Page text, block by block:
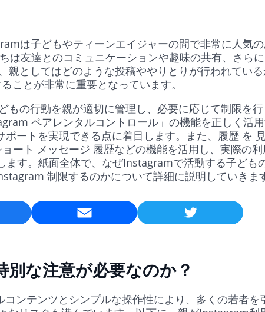
は子どもやティーンエイジャーの間で非常に人気
は友達とのコミュニケーションや趣味の共有、さら
親としてはどのような投稿ややりとりが行われてい
ことが非常に重要となっています。
の行動を親が適切に管理し、必要に応じて制限を
ペアレンタルコントロール」の機能を正しく活
ポートを実現できる点に着目します。また、履歴 を
ート メッセージ 履歴などの機能を活用し、実際の
ます。紙面全体で、なぜInstagramで活動する子ども
制限するのかについて詳細に説明していきま
Email
な注意が必要なのか？
ンテンツとシンプルな操作性により、多くの若者を